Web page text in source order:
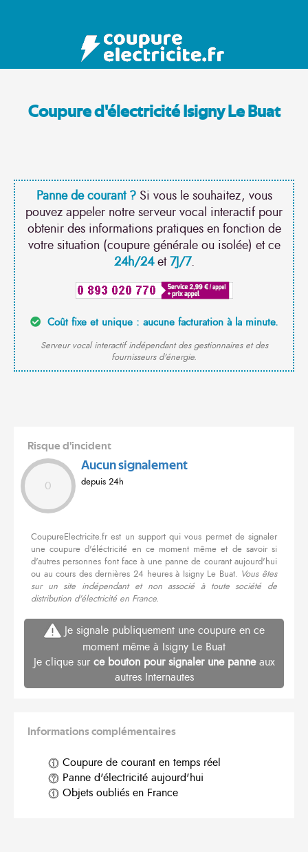
Coupure d'électricité Isigny Le Buat
Panne de courant ?Si vous le souhaitez, vous
pouvez appeler notre serveur vocal interactif pour
obtenir des informations pratiques en fonction de
votre situation (coupure générale ou isolée) et ce
24h/24et7J/7.
Coût fixe et unique : aucune facturation à la minute.
Serveur vocal interactif indépendant des gestionnaires et des
fournisseurs d'énergie.
Risque d'incident
0
Aucun signalement
depuis 24h
CoupureElectricite.fr est un support qui vous permet de signaler
une coupure d'éléctricité en ce moment même et de savoir si
d'autres personnes font face à une panne de courant aujourd'hui
ou au cours des dernières 24 heures à Isigny Le Buat. Vous êtes
sur un site indépendant et non associé à toute société de
distribution d'électricité en France.
Je signale publiquement une coupure en ce
moment même à Isigny Le Buat
Je clique sur ce bouton pour signaler une panneaux
autres Internautes
Informations complémentaires
Coupure de courant en temps réel
Panne d'électricité aujourd'hui
Objets oubliés en France